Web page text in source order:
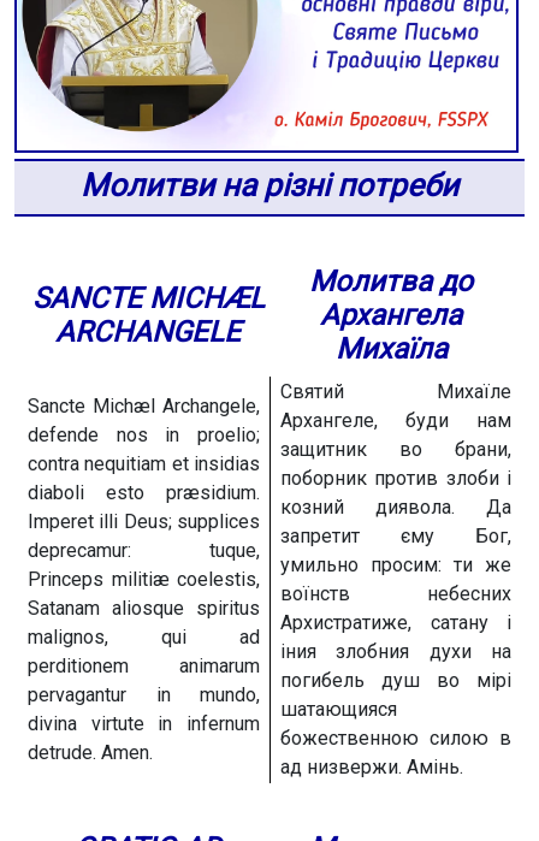
Молитви на різні потреби
SANCTE MICHÆL
ARCHANGELE
Молитва до
Архангела
Михаїла
Sancte Michæl Archangele,
defende nos in proelio;
contra nequitiam et insidias
diaboli esto præsidium.
Imperet illi Deus; supplices
deprecamur: tuque,
Princeps militiæ coelestis,
Satanam aliosque spiritus
malignos, qui ad
perditionem animarum
pervagantur in mundo,
divina virtute in infernum
detrude. Amen.
Святий Михаїле
Архангеле, буди нам
защитник во брани,
поборник против злоби і
козний диявола. Да
запретит єму Бог,
умильно просим: ти же
воїнств небесних
Архистратиже, сатану і
іния злобния духи на
погибель душ во мірі
шатающияся
божественною силою в
ад низвержи. Амінь.